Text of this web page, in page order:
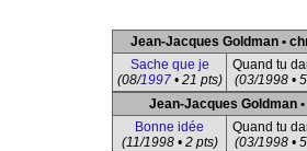
Jean-Jacques Goldman •
Sache que je
(08/1997• 21 pts)
Quand tu
(03/1998 •
Jean-Jacques Goldman
Bonne idée
(11/1998 • 2 pts)
Quand tu
(03/1998 •